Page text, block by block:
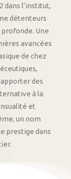
dans l’institut,
détenteurs
Une
avancées
de chez
des
à la
et
un nom
prestige dans